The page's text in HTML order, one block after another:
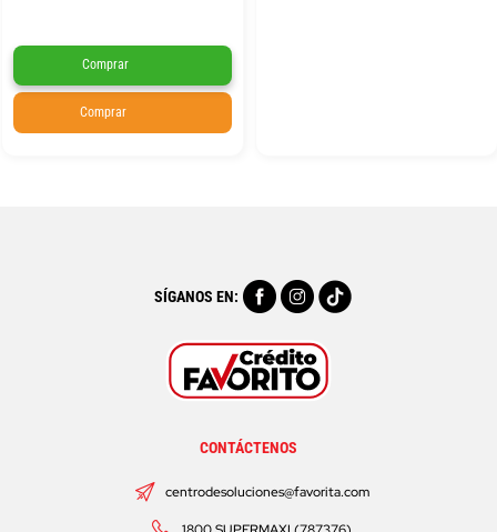
Comprar
Comprar
SÍGANOS EN:
CONTÁCTENOS
centrodesoluciones@favorita.com